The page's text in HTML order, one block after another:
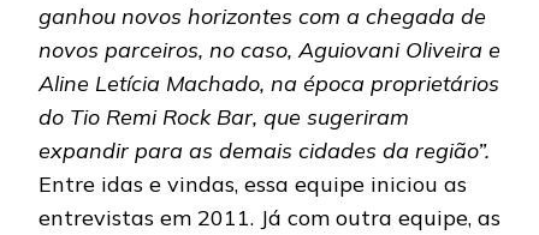
ganhou novos horizontes com a chegada de
novos parceiros, no caso, Aguiovani Oliveira e
Aline Letícia Machado, na época proprietários
do Tio Remi Rock Bar, que sugeriram
expandir para as demais cidades da região”.
Entre idas e vindas, essa equipe iniciou as
entrevistas em 2011. Já com outra equipe, as